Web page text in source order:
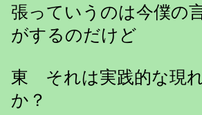
張っていうのは今僕の
がするのだけど
東 それは実践的な現
か？